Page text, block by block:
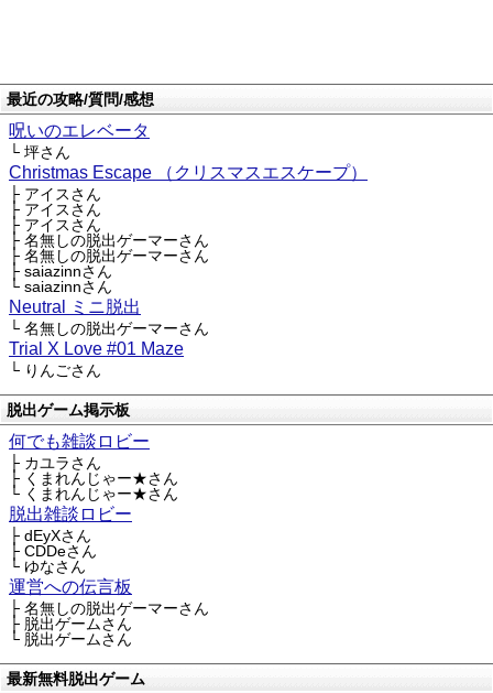
最近の攻略/質問/感想
呪いのエレベータ
└ 坪さん
Christmas Escape （クリスマスエスケープ）
├ アイスさん
├ アイスさん
├ アイスさん
├ 名無しの脱出ゲーマーさん
├ 名無しの脱出ゲーマーさん
├ saiazinnさん
└ saiazinnさん
Neutral ミニ脱出
└ 名無しの脱出ゲーマーさん
Trial X Love #01 Maze
└ りんごさん
脱出ゲーム掲示板
何でも雑談ロビー
├ カユラさん
├ くまれんじゃー★さん
└ くまれんじゃー★さん
脱出雑談ロビー
├ dEyXさん
├ CDDeさん
└ ゆなさん
運営への伝言板
├ 名無しの脱出ゲーマーさん
├ 脱出ゲームさん
└ 脱出ゲームさん
最新無料脱出ゲーム